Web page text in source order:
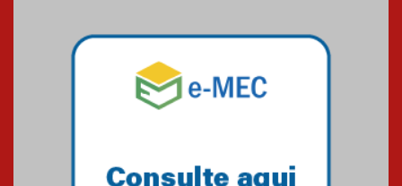
Professora do Mackenzie é
finalista do Prêmio Jabuti com
obra sobre ética e arquitetura
contemporânea